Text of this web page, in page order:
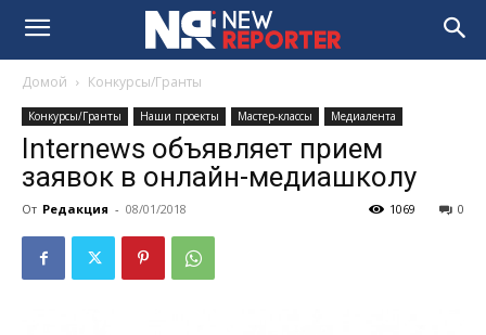
Домой Конкурсы/Гранты
Конкурсы/Гранты Наши проекты Мастер-классы Медиалента
Internews объявляет прием
заявок в онлайн-медиашколу
От Редакция - 08/01/2018 0
1069